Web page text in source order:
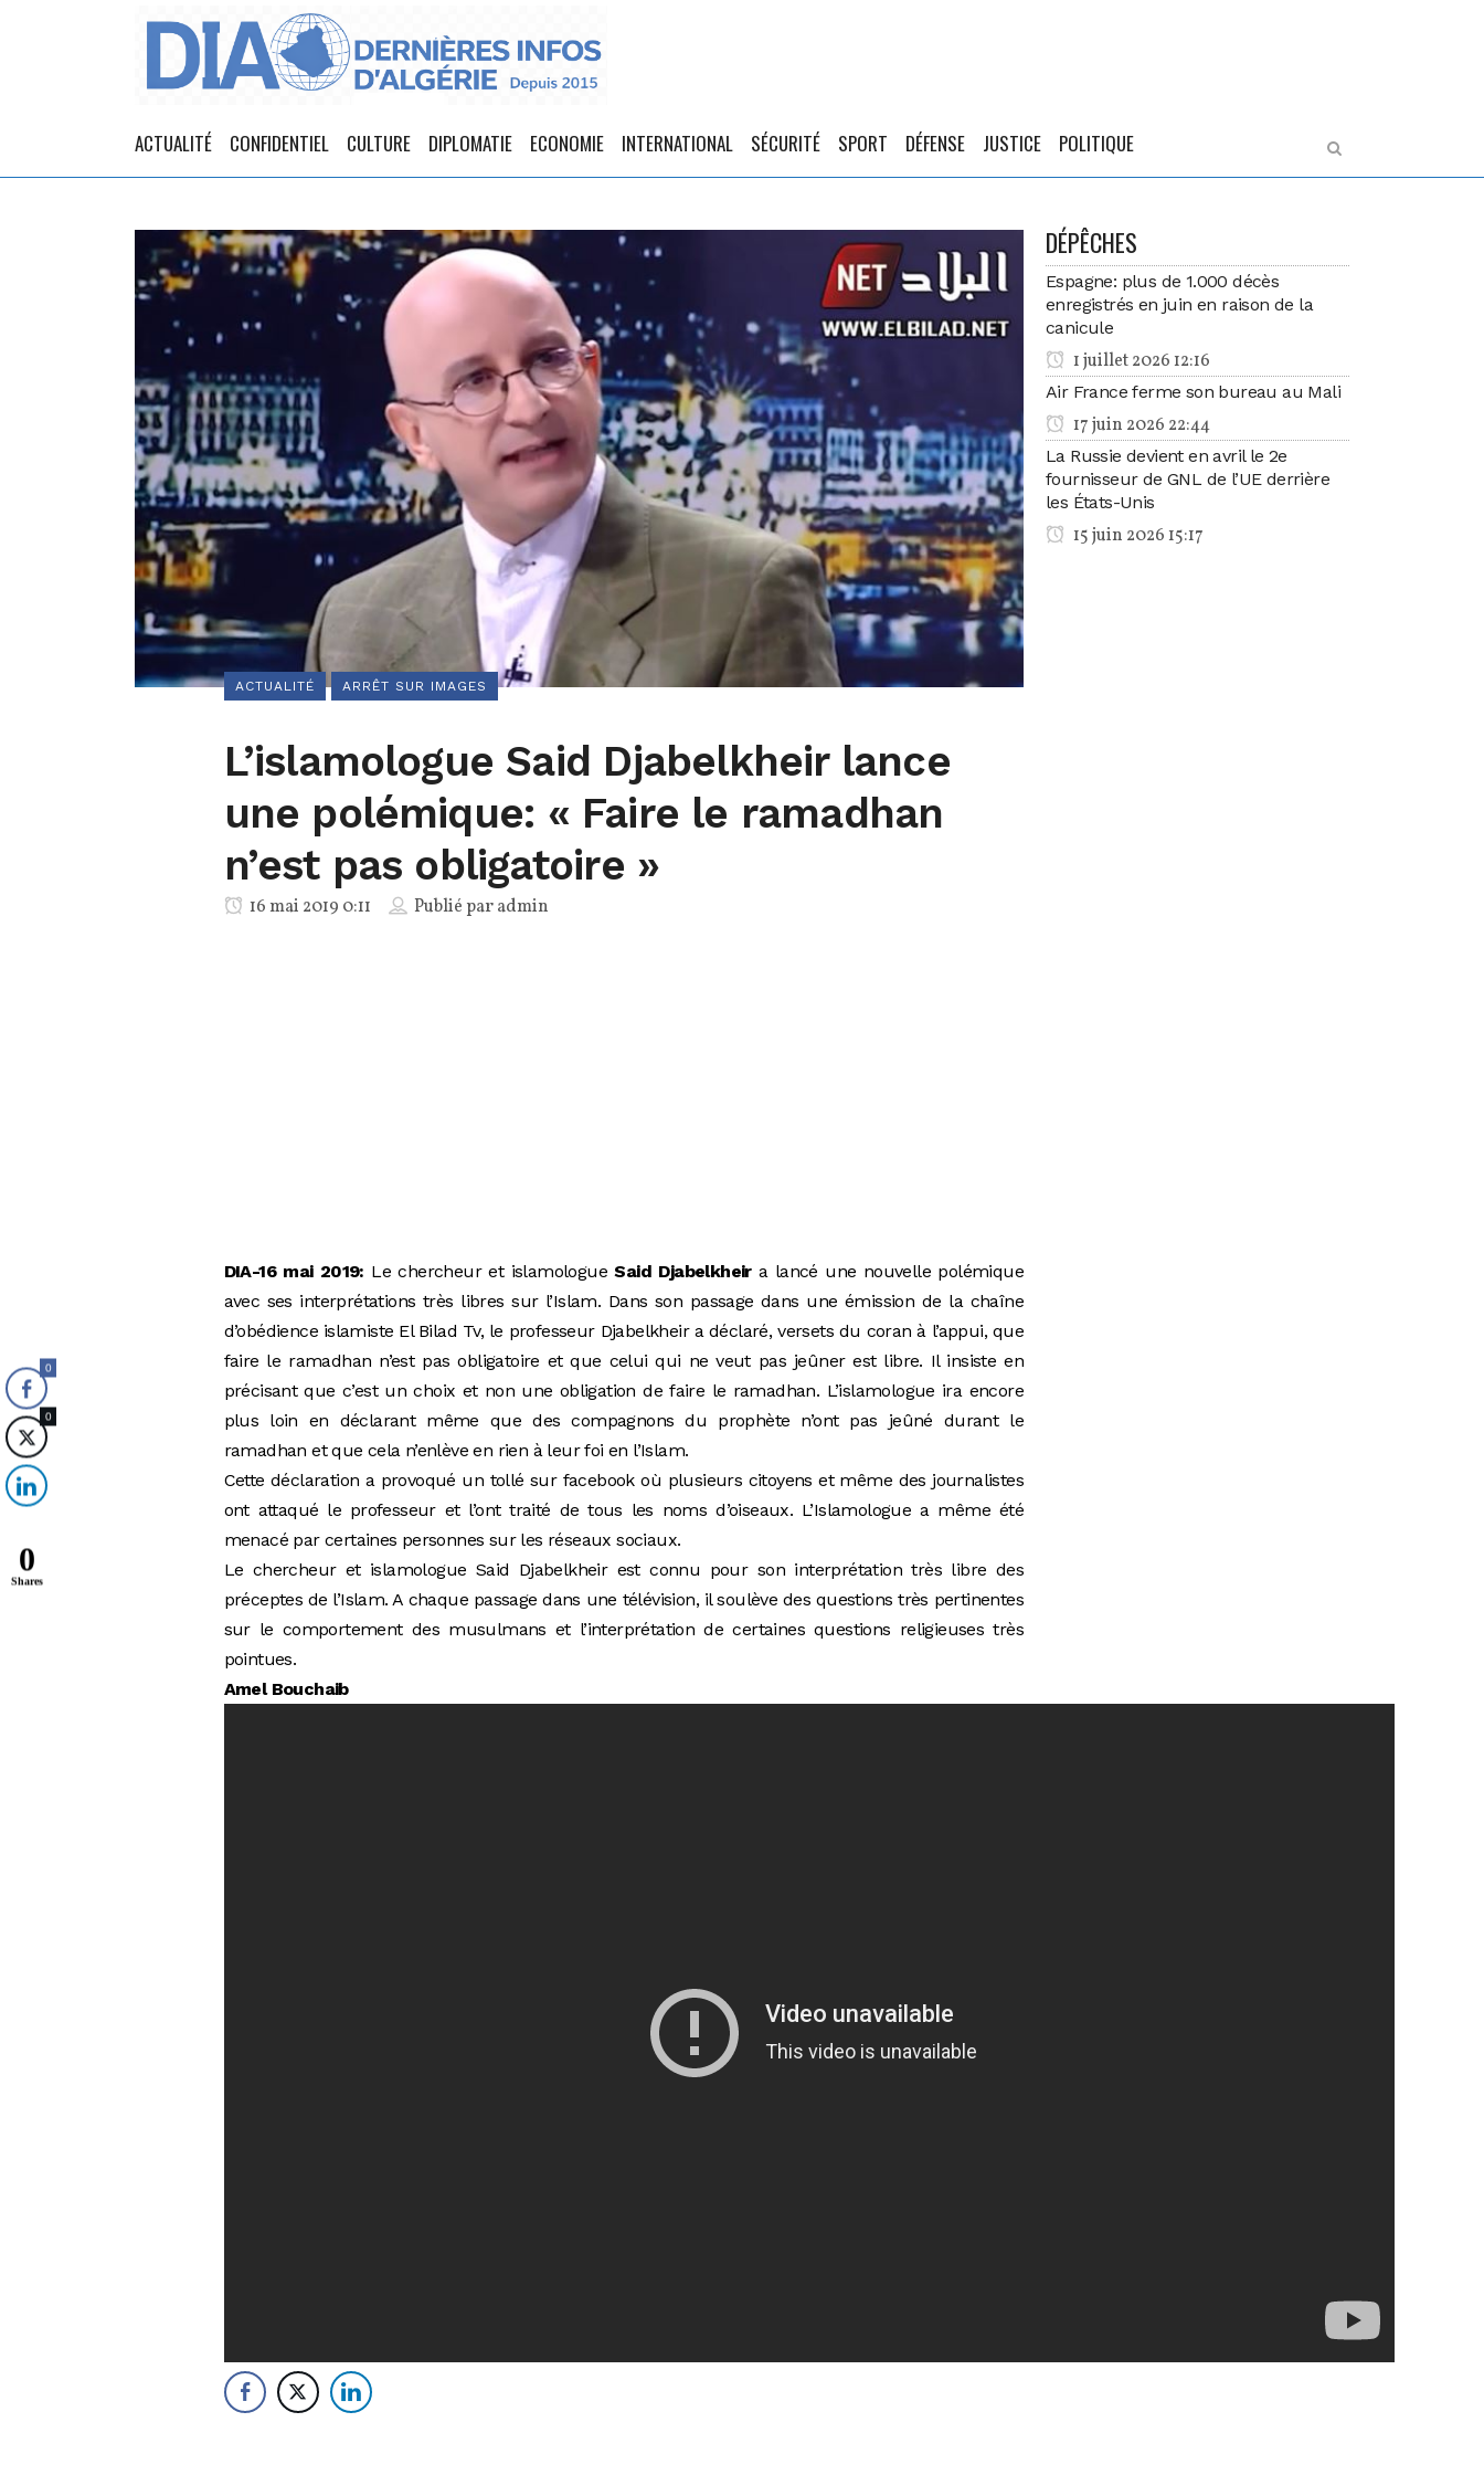
ACTUALITÉ CONFIDENTIEL CULTURE DIPLOMATIE ECONOMIE INTERNATIONAL SÉCURITÉ SPORT DÉFENSE JUSTICE POLITIQUE
ACTUALITÉ ARRÊT SUR IMAGES
L’islamologue Said Djabelkheir lance
une polémique: « Faire le ramadhan
n’est pas obligatoire »
16 mai 2019 0:11 Publié paradmin
DIA-16 mai 2019: Le chercheur et islamologueSaid Djabelkheira lancé une nouvelle polémique
avec ses interprétations très libres sur l’Islam. Dans son passage dans une émission de la chaîne
d’obédience islamiste El Bilad Tv, le professeur Djabelkheir a déclaré, versets du coran à l’appui, que
faire le ramadhan n’est pas obligatoire et que celui qui ne veut pas jeûner est libre. Il insiste en
précisant que c’est un choix et non une obligation de faire le ramadhan. L’islamologue ira encore
plus loin en déclarant même que des compagnons du prophète n’ont pas jeûné durant le
ramadhan et que cela n’enlève en rien à leur foi en l’Islam.
Cette déclaration a provoqué un tollé sur facebook où plusieurs citoyens et même des journalistes
ont attaqué le professeur et l’ont traité de tous les noms d’oiseaux. L’Islamologue a même été
menacé par certaines personnes sur les réseaux sociaux.
Le chercheur et islamologue Said Djabelkheir est connu pour son interprétation très libre des
préceptes de l’Islam. A chaque passage dans une télévision, il soulève des questions très pertinentes
sur le comportement des musulmans et l’interprétation de certaines questions religieuses très
pointues.
Amel Bouchaib
DÉPÊCHES
Espagne: plus de 1.000 décès
enregistrés en juin en raison de la
canicule
1 juillet 2026 12:16
Air France ferme son bureau au Mali
17 juin 2026 22:44
La Russie devient en avril le 2e
fournisseur de GNL de l’UE derrière
les États-Unis
15 juin 2026 15:17
0
0
0
Shares